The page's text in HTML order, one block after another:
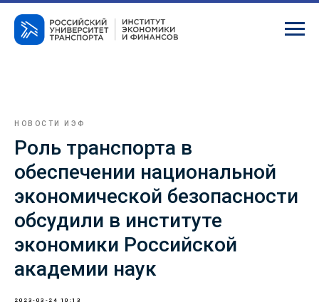
НОВОСТИ ИЭФ
Роль транспорта в
обеспечении национальной
экономической безопасности
обсудили в институте
экономики Российской
академии наук
2023-03-24 10:13